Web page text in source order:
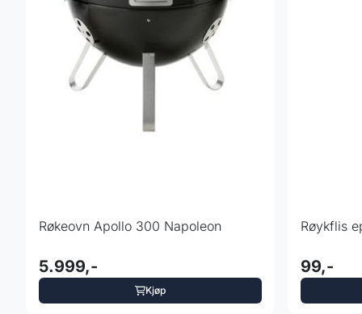
Røkeovn Apollo 300 Napoleon
5.999,-
Kjøp
Røykflis
99,-